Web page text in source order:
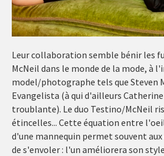
Leur collaboration semble bénir les
McNeil dans le monde de la mode, à
model/photographe tels que Steven
Evangelista (à qui d'ailleurs
troublante). Le duo Testino/McNeil
étincelles... Cette équation entre
d'une mannequin permet souvent
de s'envoler : l'un améliorera son